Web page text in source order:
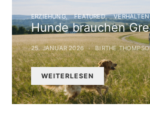
ERZIEHUNG FEATURED VERHALTEN
Hunde brauchen
25. JANUAR 2026 BIRTHE
WEITERLESEN